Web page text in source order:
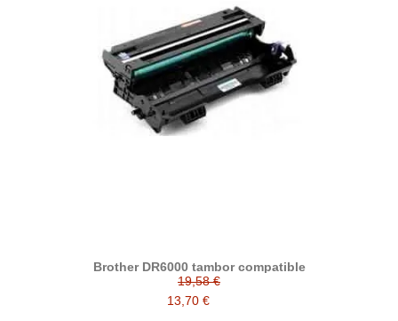
Brother DR6000 tambor compatible
19,58 €
13,70 €